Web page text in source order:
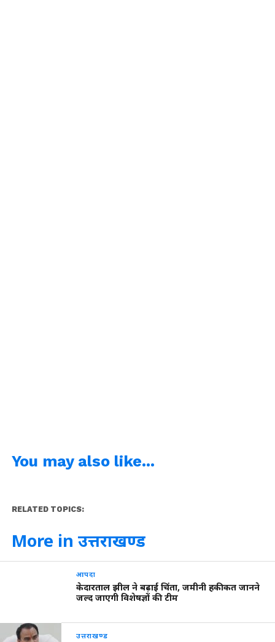
You may also like...
RELATED TOPICS:
More in उत्तराखण्ड
आपदा
केदारताल झील ने बढ़ाई चिंता, जमीनी हकीकत जानने
जल्द जाएगी विशेषज्ञों की टीम
उत्तराखण्ड